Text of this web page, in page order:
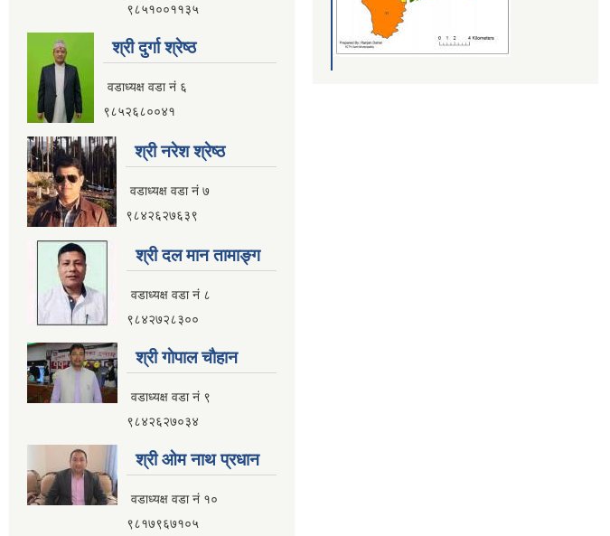
९८५१००११३५
श्री दुर्गा श्रेष्ठ
वडाध्यक्ष वडा नं ६
९८५२६८००४१
श्री नरेश श्रेष्ठ
वडाध्यक्ष वडा नं ७
९८४२६२७६३९
श्री दल मान तामाङ्ग
वडाध्यक्ष वडा नं ८
९८४२७२८३००
श्री गाेपाल चाैहान
वडाध्यक्ष वडा नं ९
९८४२६२७०३४
श्री ओम नाथ प्रधान
वडाध्यक्ष वडा नं १०
९८१७९६७१०५